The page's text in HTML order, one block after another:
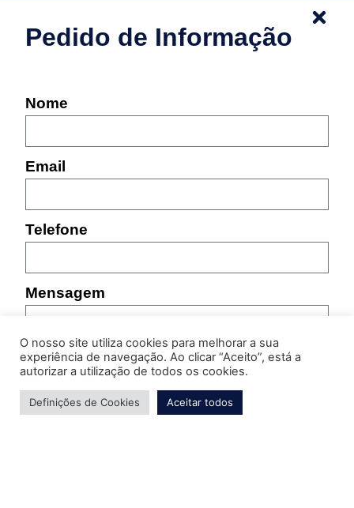
O nosso site utiliza cookies para melhorar a sua
experiência de navegação. Ao clicar “Aceito”, está a
autorizar a utilização de todos os cookies.
Definições de Cookies Aceitar todos
Pedido de Informação
Nome
Email
Telefone
Mensagem
Por favor, indique as características do produto sobre